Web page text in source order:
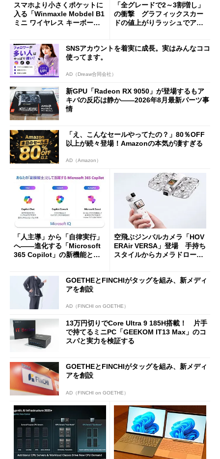
スマホより小さくポケットに
入る「Winmaxle Mobdel B1
ミニ ワイヤレス キーボー
「全グレードで2～3割増し」
の衝撃 グラフィックスカー
ドの値上がりラッシュでアキ
SNSアカウントを着実に成長。実はみんなココ
使ってます。
AD（Dreaw合同会社）
新GPU「Radeon RX 9050」が登場するもア
キバの反応は静か――2026年8月最新パーツ事
情
「え、こんなセールやってたの？」80％OFF
以上が続々登場！Amazonの本気が凄すぎる
AD（Amazon）
「人主導」から「自律実行」
へ――進化する「Microsoft
365 Copilot」の新機能とエ
空飛ぶジンバルカメラ「HOV
ERAir VERSA」登場 手持ち
スタイルからカメラドローン
GOETHEとFINCHIがタッグを組み、新メディ
アを創設
AD（FINCHI on GOETHE）
13万円切りでCore Ultra 9 185H搭載！ 片手
で持てるミニPC「GEEKOM IT13 Max」のコ
スパと実力を検証する
GOETHEとFINCHIがタッグを組み、新メディ
アを創設
AD（FINCHI on GOETHE）